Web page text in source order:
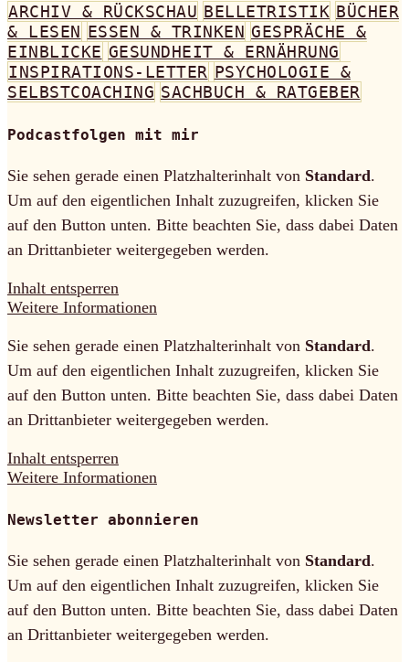
ARCHIV & RÜCKSCHAU BELLETRISTIK BÜCHER
& LESEN ESSEN & TRINKEN GESPRÄCHE &
EINBLICKE GESUNDHEIT & ERNÄHRUNG
INSPIRATIONS-LETTER PSYCHOLOGIE &
SELBSTCOACHING SACHBUCH & RATGEBER
Podcastfolgen mit mir
Sie sehen gerade einen Platzhalterinhalt von Standard.
Um auf den eigentlichen Inhalt zuzugreifen, klicken Sie
auf den Button unten. Bitte beachten Sie, dass dabei Daten
an Drittanbieter weitergegeben werden.
Inhalt entsperren
Weitere Informationen
Sie sehen gerade einen Platzhalterinhalt von Standard.
Um auf den eigentlichen Inhalt zuzugreifen, klicken Sie
auf den Button unten. Bitte beachten Sie, dass dabei Daten
an Drittanbieter weitergegeben werden.
Inhalt entsperren
Weitere Informationen
Newsletter abonnieren
Sie sehen gerade einen Platzhalterinhalt von Standard.
Um auf den eigentlichen Inhalt zuzugreifen, klicken Sie
auf den Button unten. Bitte beachten Sie, dass dabei Daten
an Drittanbieter weitergegeben werden.